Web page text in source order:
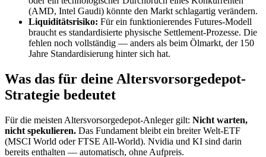
(AMD, Intel Gaudi) könnte den Markt schlagartig verändern.
Liquiditätsrisiko: Für ein funktionierendes Futures-Modell
braucht es standardisierte physische Settlement-Prozesse. Die
fehlen noch vollständig — anders als beim Ölmarkt, der 150
Jahre Standardisierung hinter sich hat.
Was das für deine Altersvorsorgedepot-
Strategie bedeutet
Für die meisten Altersvorsorgedepot-Anleger gilt: Nicht warten,
nicht spekulieren. Das Fundament bleibt ein breiter Welt-ETF
(MSCI World oder FTSE All-World). Nvidia und KI sind darin
bereits enthalten — automatisch, ohne Aufpreis.